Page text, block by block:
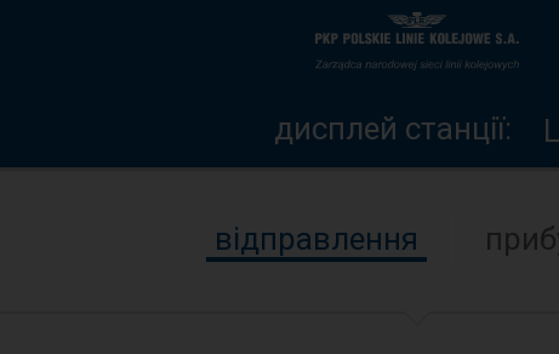
дисплей
станції
Головна
сторінка
дисплей станції:
відправлення